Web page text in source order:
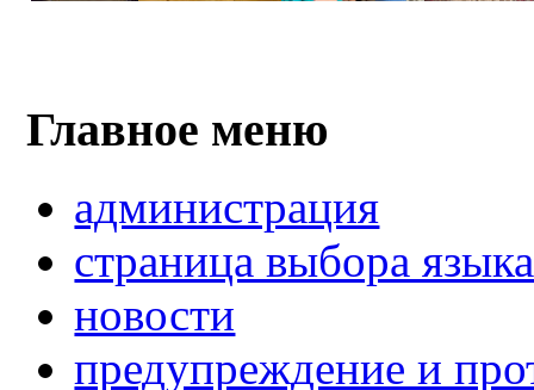
Главное меню
администрация
страница выбора языка
новости
предупреждение и